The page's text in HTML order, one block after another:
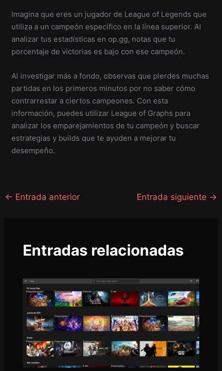
Imagina que eres un jugador de League of Legends que
utiliza a un campeón específico en la línea superior. Al
analizar tus estadísticas en op.gg, notas que tu
porcentaje de victorias es bajo con ese campeón.
Al investigar más a fondo, observas que pierdes muchas
partidas en los primeros minutos por no saber cómo
contrarrestar a ciertos campeones. Con esta
información, puedes utilizar League of Graphs para
analizar los emparejamientos de tu campeón y buscar
estrategias y builds que te ayuden a mejorar tu
desempeño.
← Entrada anterior Entrada siguiente →
Entradas relacionadas